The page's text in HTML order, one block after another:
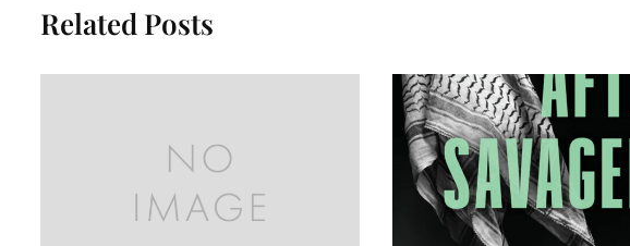
Related Posts